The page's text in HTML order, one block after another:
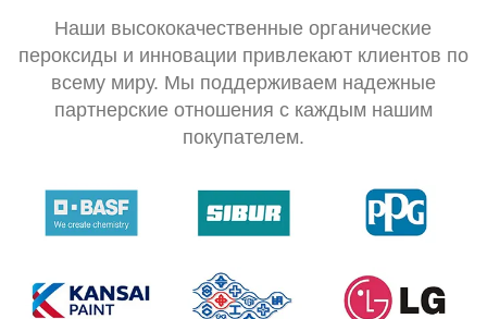
Наши высококачественные органические
пероксиды и инновации привлекают клиентов по
всему миру. Мы поддерживаем надежные
партнерские отношения с каждым нашим
покупателем.